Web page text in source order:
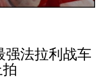
法拉利战车